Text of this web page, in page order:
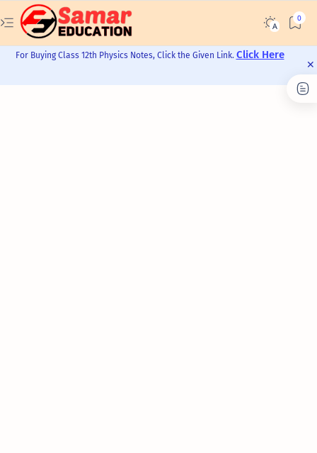
For Buying Class 12th Physics Notes, Click the Given Link. Click Here